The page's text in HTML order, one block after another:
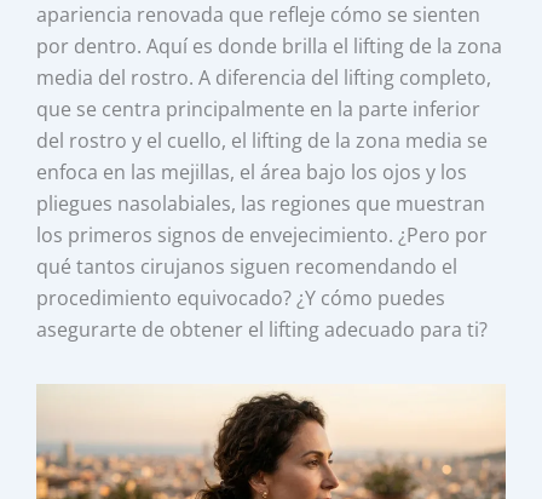
apariencia renovada que refleje cómo se sienten
por dentro. Aquí es donde brilla el lifting de la zona
media del rostro. A diferencia del lifting completo,
que se centra principalmente en la parte inferior
del rostro y el cuello, el lifting de la zona media se
enfoca en las mejillas, el área bajo los ojos y los
pliegues nasolabiales, las regiones que muestran
los primeros signos de envejecimiento. ¿Pero por
qué tantos cirujanos siguen recomendando el
procedimiento equivocado? ¿Y cómo puedes
asegurarte de obtener el lifting adecuado para ti?